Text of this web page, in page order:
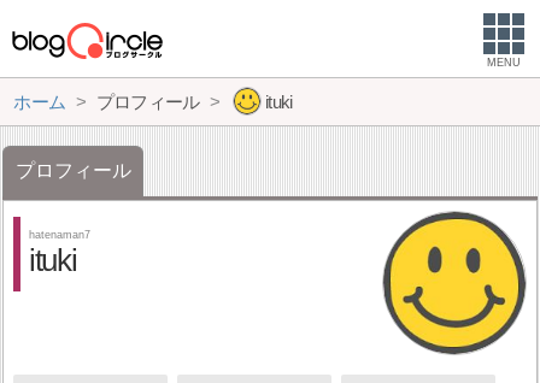
MENU
ホーム プロフィール ituki
プロフィール
hatenaman7
ituki